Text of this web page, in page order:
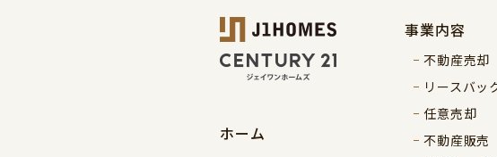
ホーム
事業内容
不動産売却
リースバッ
任意売却
不動産販売